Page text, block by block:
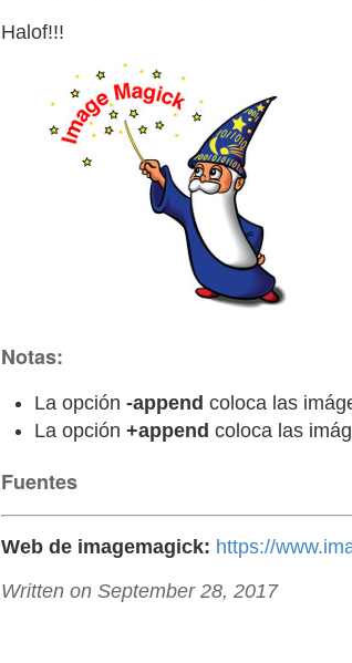
Halof!!!
Notas:
La opción -append coloca las
La opción +append coloca las
Fuentes
Web de imagemagick: https://
Written on September 28, 2017